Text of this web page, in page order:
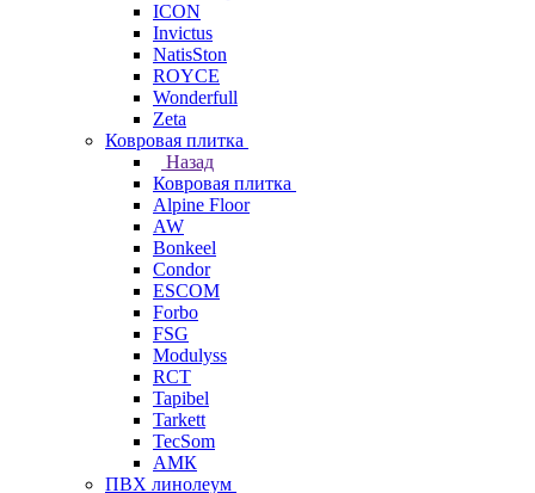
ICON
Invictus
NatisSton
ROYCE
Wonderfull
Zeta
Ковровая плитка
Назад
Ковровая плитка
Alpine Floor
AW
Bonkeel
Condor
ESCOM
Forbo
FSG
Modulyss
RCT
Tapibel
Tarkett
TecSom
АМК
ПВХ линолеум